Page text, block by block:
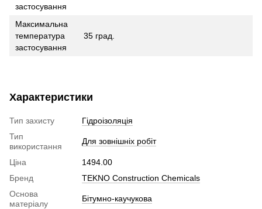
застосування
Максимальна
температура
застосування
35 град.
Характеристики
Тип захисту
Гідроізоляція
Тип
використання
Для зовнішніх робіт
Ціна
1494.00
Бренд
TEKNO Construction Chemicals
Основа
матеріалу
Бітумно-каучукова